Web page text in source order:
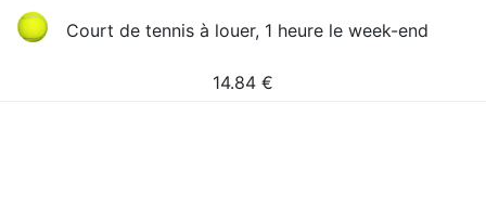
Court de tennis à louer, 1 heure le week-end
14.84 €